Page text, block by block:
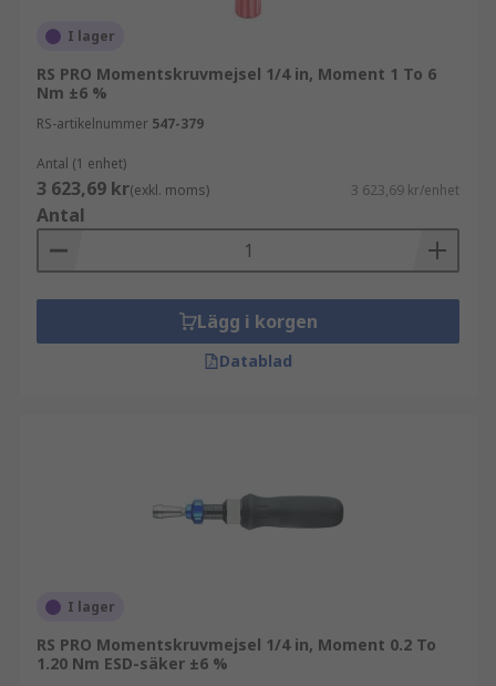
I lager
RS PRO Momentskruvmejsel 1/4 in, Moment 1 To 6
Nm ±6 %
RS-artikelnummer 547-379
Antal (1 enhet)
3 623,69 kr(exkl. moms) 3 623,69 kr/enhet
Antal
Lägg i korgen
Datablad
I lager
RS PRO Momentskruvmejsel 1/4 in, Moment 0.2 To
1.20 Nm ESD-säker ±6 %